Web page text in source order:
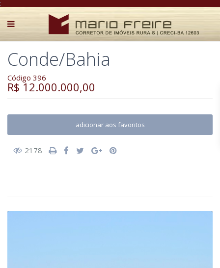
:
Conde/Bahia
Código 396
R$ 12.000.000,00
adicionar aos favoritos
2178